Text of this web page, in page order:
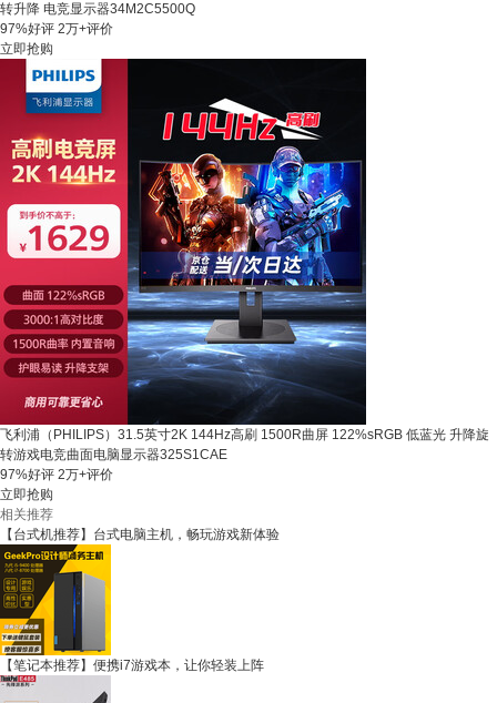
转升降 电竞显示器34M2C5500Q
97%好评 2万+评价
立即抢购
飞利浦（PHILIPS）31.5英寸2K 144Hz高刷 1500R曲屏 122%sRGB 低蓝光 升降旋
转游戏电竞曲面电脑显示器325S1CAE
97%好评 2万+评价
立即抢购
相关推荐
【台式机推荐】台式电脑主机，畅玩游戏新体验
【笔记本推荐】便携i7游戏本，让你轻装上阵